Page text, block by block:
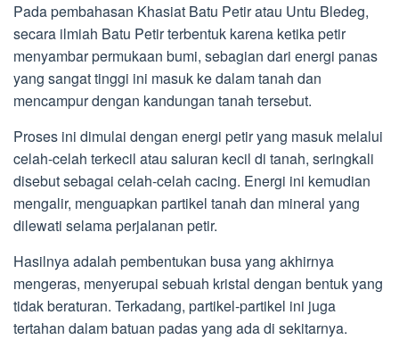
Pada pembahasan Khasiat Batu Petir atau Untu Bledeg,
secara ilmiah Batu Petir terbentuk karena ketika petir
menyambar permukaan bumi, sebagian dari energi panas
yang sangat tinggi ini masuk ke dalam tanah dan
mencampur dengan kandungan tanah tersebut.
Proses ini dimulai dengan energi petir yang masuk melalui
celah-celah terkecil atau saluran kecil di tanah, seringkali
disebut sebagai celah-celah cacing. Energi ini kemudian
mengalir, menguapkan partikel tanah dan mineral yang
dilewati selama perjalanan petir.
Hasilnya adalah pembentukan busa yang akhirnya
mengeras, menyerupai sebuah kristal dengan bentuk yang
tidak beraturan. Terkadang, partikel-partikel ini juga
tertahan dalam batuan padas yang ada di sekitarnya.